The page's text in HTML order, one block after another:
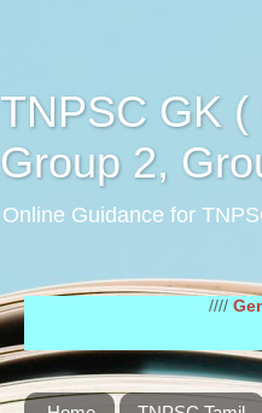
TNPSC GK
Group 2,
Online Guidance for
General